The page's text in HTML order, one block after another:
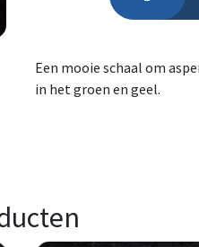
Een mooie schaal om
in het groen en geel.